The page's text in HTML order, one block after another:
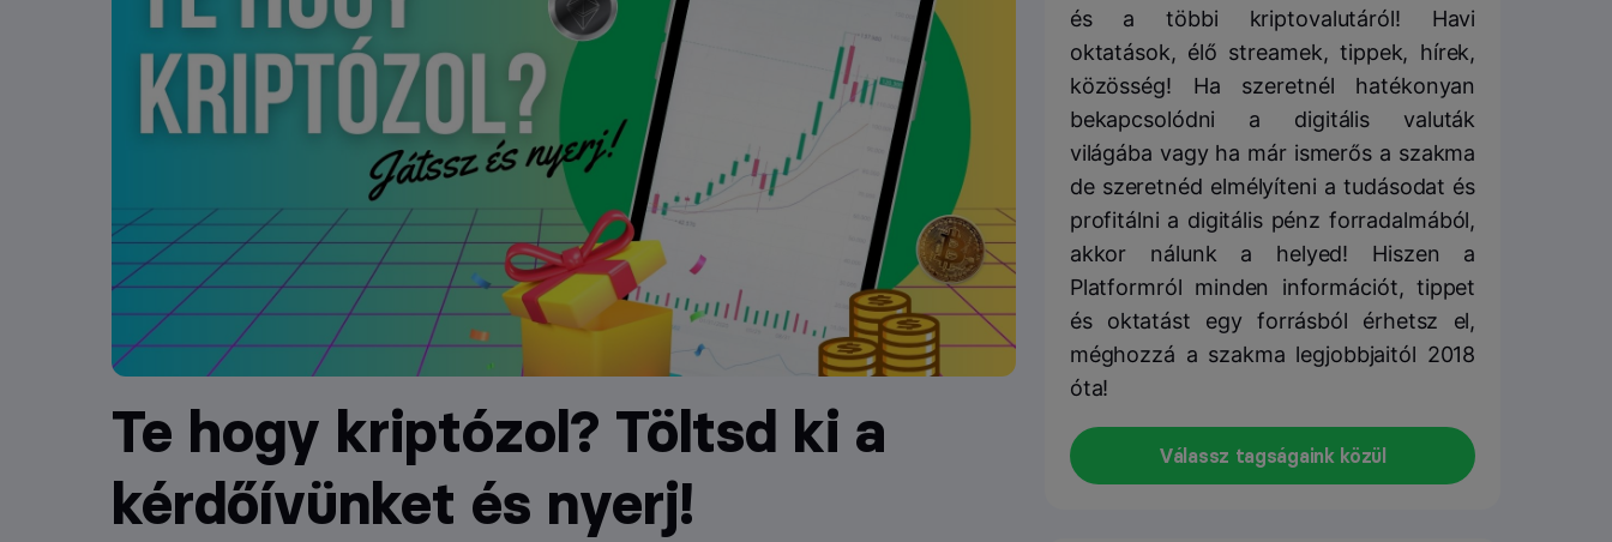
Te hogy kriptózol? Töltsd ki a
kérdőívünket és nyerj!
és a többi kriptovalutáról! Havi
oktatások, élő streamek, tippek, hírek,
közösség! Ha szeretnél hatékonyan
bekapcsolódni a digitális valuták
világába vagy ha már ismerős a szakma
de szeretnéd elmélyíteni a tudásodat és
profitálni a digitális pénz forradalmából,
akkor nálunk a helyed! Hiszen a
Platformról minden információt, tippet
és oktatást egy forrásból érhetsz el,
méghozzá a szakma legjobbjaitól 2018
óta!
Válassz tagságaink közül